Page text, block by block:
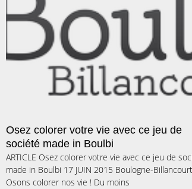
Osez colorer votre vie avec ce jeu de
société made in Boulbi
ARTICLE Osez colorer votre vie avec ce jeu de
made in Boulbi 17 JUIN 2015 Boulogne-
Osons colorer nos vie ! Du moins